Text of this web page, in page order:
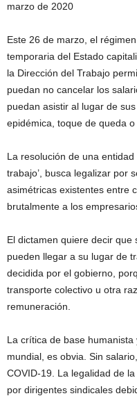
marzo de 2020
Este 26 de marzo, el
temporaria del Estado
la Dirección del Trabajo
puedan no cancelar los
puedan asistir al lugar de
epidémica, toque de queda
La resolución de una
trabajo’, busca legalizar por
asimétricas existentes entre
brutalmente a los
El dictamen quiere decir
pueden llegar a su lugar de
decidida por el gobierno,
transporte colectivo u otra
remuneración.
La crítica de base
mundial, es obvia. Sin
COVID-19. La legalidad de
por dirigentes sindicales